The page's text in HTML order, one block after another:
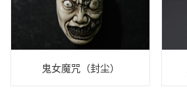
鬼女魔咒（封尘）